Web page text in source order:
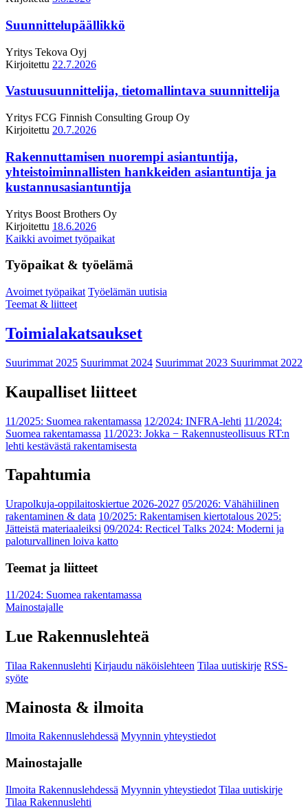
Suunnittelupäällikkö
Yritys Tekova Oyj
Kirjoitettu 22.7.2026
Vastuusuunnittelija, tietomallintava suunnittelija
Yritys FCG Finnish Consulting Group Oy
Kirjoitettu 20.7.2026
Rakennuttamisen nuorempi asiantuntija,
yhteistoiminnallisten hankkeiden asiantuntija ja
kustannusasiantuntija
Yritys Boost Brothers Oy
Kirjoitettu 18.6.2026
Kaikki avoimet työpaikat
Työpaikat & työelämä
Avoimet työpaikat Työelämän uutisia
Teemat & liitteet
Toimialakatsaukset
Suurimmat 2025 Suurimmat 2024 Suurimmat 2023 Suurimmat 2022
Kaupalliset liitteet
11/2025: Suomea rakentamassa 12/2024: INFRA-lehti 11/2024:
Suomea rakentamassa 11/2023: Jokka − Rakennusteollisuus RT:n
lehti kestävästä rakentamisesta
Tapahtumia
Urapolkuja-oppilaitoskiertue 2026-2027 05/2026: Vähähiilinen
rakentaminen & data 10/2025: Rakentamisen kiertotalous 2025:
Jätteistä materiaaleiksi 09/2024: Recticel Talks 2024: Moderni ja
paloturvallinen loiva katto
Teemat ja liitteet
11/2024: Suomea rakentamassa
Mainostajalle
Lue Rakennuslehteä
Tilaa Rakennuslehti Kirjaudu näköislehteen Tilaa uutiskirje RSS-
syöte
Mainosta & ilmoita
Ilmoita Rakennuslehdessä Myynnin yhteystiedot
Mainostajalle
Ilmoita Rakennuslehdessä Myynnin yhteystiedot Tilaa uutiskirje
Tilaa Rakennuslehti